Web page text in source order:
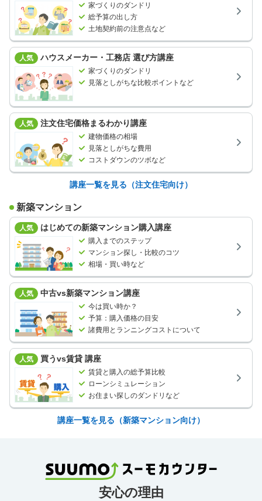
家づくりのダンドリ
総予算の出し方
土地契約前の注意点など
人気 ハウスメーカー・工務店 選び方講座
家づくりのダンドリ
見落としがちな比較ポイントなど
人気 注文住宅価格まるわかり講座
建物価格の相場
見落としがちな費用
コストダウンのツボなど
講座一覧を見る（注文住宅向け）
新築マンション
人気 はじめての新築マンション購入講座
購入までのステップ
マンション探し・比較のコツ
相場・買い時など
人気 中古vs新築マンション講座
今は買い時か？
予算：購入価格の目安
諸費用とランニングコストについて
人気 買うvs賃貸 講座
賃貸と購入の総予算比較
ローンシミュレーション
お住まい探しのダンドリなど
講座一覧を見る（新築マンション向け）
安心の理由